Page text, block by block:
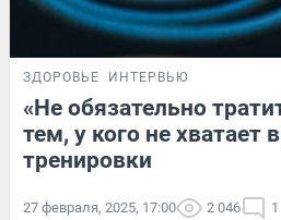
ЗДОРОВЬЕ ИНТЕРВЬЮ
«Не обязательно
тем, у кого не хватает
тренировки
27 февраля, 2025, 17:00 2 046 1